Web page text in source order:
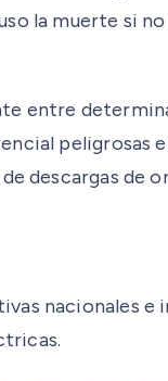
la muerte si
entre
peligrosas
descargas de
nacionales e